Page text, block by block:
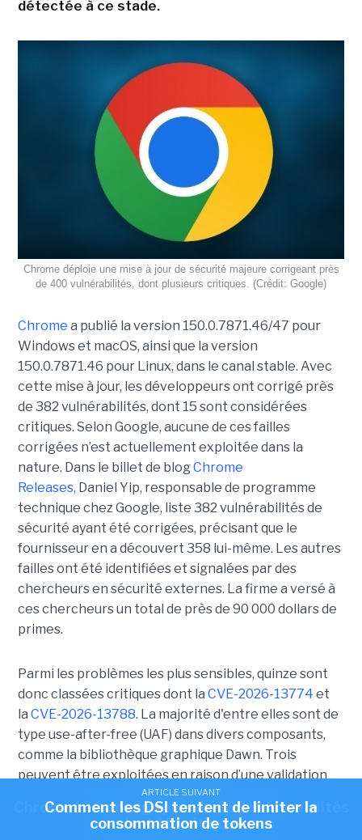
ARTICLE SUIVANT
Chrome 150 corrige plus de 380 vulnérabilités
dont 15 critiques
détectée à ce stade.
Chrome déploie une mise à jour de sécurité majeure corrigeant près
de 400 vulnérabilités, dont plusieurs critiques. (Crédit: Google)
Chrome a publié la version 150.0.7871.46/47 pour
Windows et macOS, ainsi que la version
150.0.7871.46 pour Linux, dans le canal stable. Avec
cette mise à jour, les développeurs ont corrigé près
de 382 vulnérabilités, dont 15 sont considérées
critiques. Selon Google, aucune de ces failles
corrigées n’est actuellement exploitée dans la
nature. Dans le billet de blogChrome
Releases, Daniel Yip, responsable de programme
technique chez Google, liste 382 vulnérabilités de
sécurité ayant été corrigées, précisant que le
fournisseur en a découvert 358 lui-même. Les autres
failles ont été identifiées et signalées par des
chercheurs en sécurité externes. La firme a versé à
ces chercheurs un total de près de 90 000 dollars de
primes.
Parmi les problèmes les plus sensibles, quinze sont
donc classées critiques dont la CVE-2026-13774 et
la CVE-2026-13788. La majorité d'entre elles sont de
type use-after-free (UAF) dans divers composants,
comme la bibliothèque graphique Dawn. Trois
peuvent être exploitées en raison d’une validation
insuffisante des données d’entrée, notamment
utilisateurs.
ARTICLE SUIVANT
Comment les DSI tentent de limiter la
consommation de tokens